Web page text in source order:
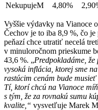
NekupujeM
4,80%
Vyššie výdavky na Vianoce
Čechov je to iba 8,9 %, čo
peňazí chce utratiť necelá
v minuloročnom prieskume
43,6 %. „Predpokladáme,
vysoká inflácia, ktorej sme
rastúcim cenám bude
Tí, ktorí chcú na Vianoce
s tým, že za rovnakú sumu
kvalite,“ vysvetľuje Marek